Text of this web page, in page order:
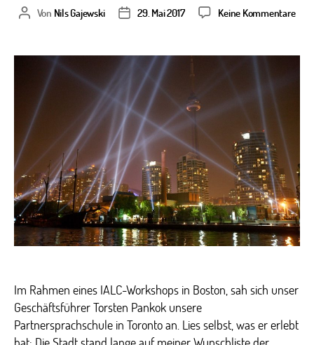
Beitragsautor
Von Nils Gajewski Veröffentlichungsdatum
29. Mai 2017 Keine Kommentarezu
bei
Im Rahmen eines IALC-Workshops in Boston, sah sich unser
Geschäftsführer Torsten Pankok unsere
Partnersprachschule in Toronto an. Lies selbst, was er erlebt